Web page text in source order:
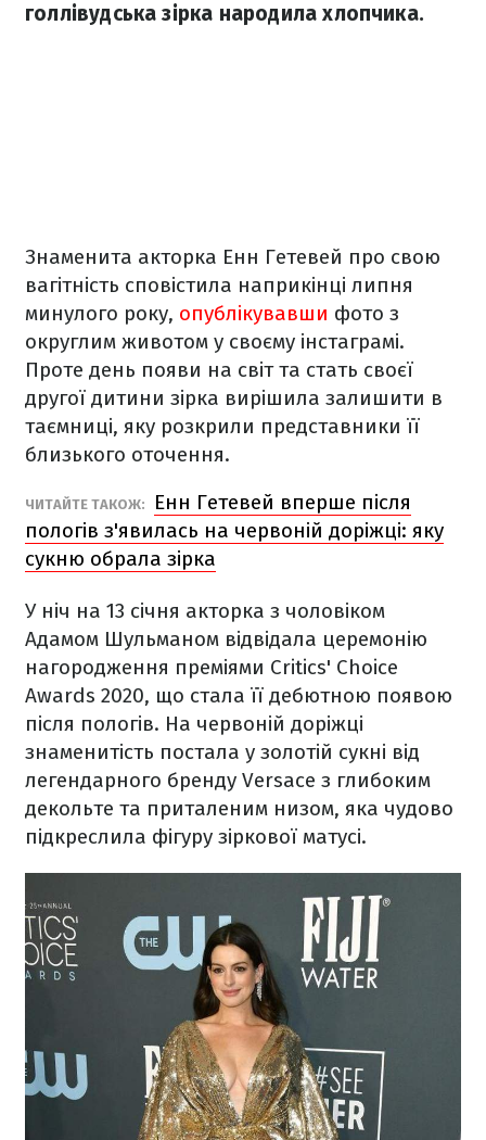
голлівудська зірка народила хлопчика.
Знаменита акторка Енн Гетевей про свою
вагітність сповістила наприкінці липня
минулого року, опублікувавши фото з
округлим животом у своєму інстаграмі.
Проте день появи на світ та стать своєї
другої дитини зірка вирішила залишити в
таємниці, яку розкрили представники її
близького оточення.
ЧИТАЙТЕ ТАКОЖ:
Енн Гетевей вперше після
пологів з'явилась на червоній доріжці: яку
сукню обрала зірка
У ніч на 13 січня акторка з чоловіком
Адамом Шульманом відвідала церемонію
нагородження преміями Critics' Choice
Awards 2020, що стала її дебютною появою
після пологів. На червоній доріжці
знаменитість постала у золотій сукні від
легендарного бренду Versace з глибоким
декольте та приталеним низом, яка чудово
підкреслила фігуру зіркової матусі.